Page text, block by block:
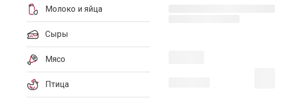
Молоко и яйца
Сыры
Мясо
Птица